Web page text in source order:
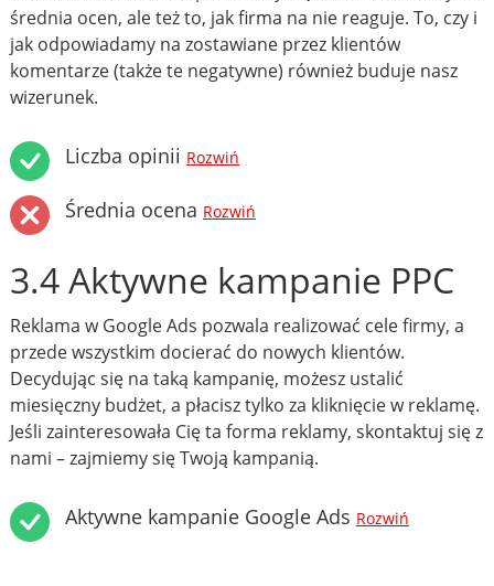
średnia ocen, ale też to, jak firma na nie reaguje. To, czy i
jak odpowiadamy na zostawiane przez klientów
komentarze (także te negatywne) również buduje nasz
wizerunek.
Liczba opinii Rozwiń
Średnia ocena Rozwiń
3.4 Aktywne kampanie PPC
Reklama w Google Ads pozwala realizować cele firmy, a
przede wszystkim docierać do nowych klientów.
Decydując się na taką kampanię, możesz ustalić
miesięczny budżet, a płacisz tylko za kliknięcie w reklamę.
Jeśli zainteresowała Cię ta forma reklamy, skontaktuj się z
nami – zajmiemy się Twoją kampanią.
Aktywne kampanie Google Ads Rozwiń